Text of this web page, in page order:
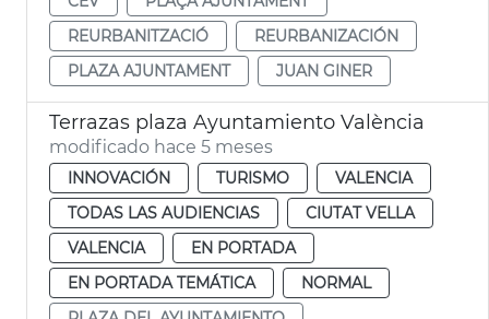
REURBANITZACIÓ
REURBANIZACIÓN
PLAZA AJUNTAMENT
JUAN GINER
Terrazas plaza Ayuntamiento València
modificado hace 5 meses
INNOVACIÓN TURISMO
VALENCIA
TODAS LAS AUDIENCIAS
CIUTAT VELLA
VALENCIA
EN PORTADA
EN PORTADA TEMÁTICA
NORMAL